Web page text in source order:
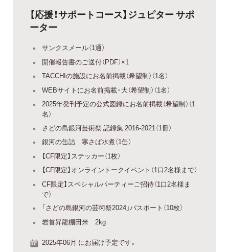
【応援！サポートコース】ジュピター サポ
ーター
サンクスメール（1通）
開催報告書のご送付（PDF）×1
TACCHIの施設にお名前掲載（希望制）（1名）
WEBサイトにお名前掲載・大（希望制）（1名）
2025年発刊予定の公式図録にお名前掲載（希望制）（1
名）
さどの島銀河芸術祭 記録集 2016-2021（1冊）
銀河の缶詰 寒さば水煮（1缶）
【CF限定】ステッカー（1枚）
【CF限定】オンライントークイベント（1口2名様まで）
CF限定】スペシャルパーティーご招待（1口2名様ま
で）
「さどの島銀河の芸術祭2024」パスポート（10枚）
岩首昇龍棚田米 2kg
2025年06月 にお届け予定です。